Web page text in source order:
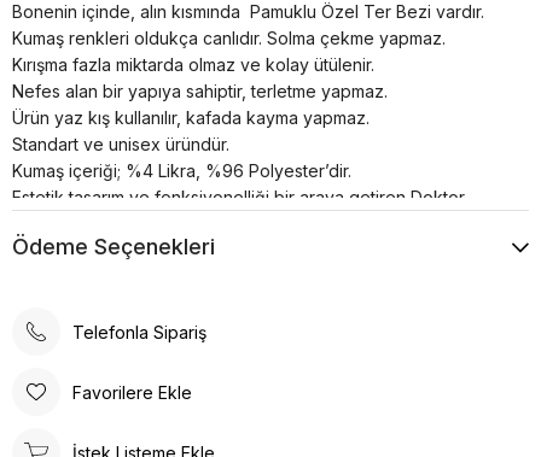
Bonenin içinde, alın kısmında Pamuklu Özel Ter Bezi vardır.
Kumaş renkleri oldukça canlıdır. Solma çekme yapmaz.
Kırışma fazla miktarda olmaz ve kolay ütülenir.
Nefes alan bir yapıya sahiptir, terletme yapmaz.
Ürün yaz kış kullanılır, kafada kayma yapmaz.
Standart ve unisex üründür.
Kumaş içeriği; %4 Likra, %96 Polyester’dir.
Estetik tasarım ve fonksiyonelliği bir araya getiren Doktor
olarak üretilmiştir. Kafaya oturan ve arkadan lastikli
Bonenin iç kısmında yer alan pamuklu özel ter bezi, kullanıcıya
dayanıklıdır; solma çekme yapmaz. Ayrıca, kırışma sorunu
Ödeme Seçenekleri
Telefonla Sipariş
Favorilere Ekle
İstek Listeme Ekle